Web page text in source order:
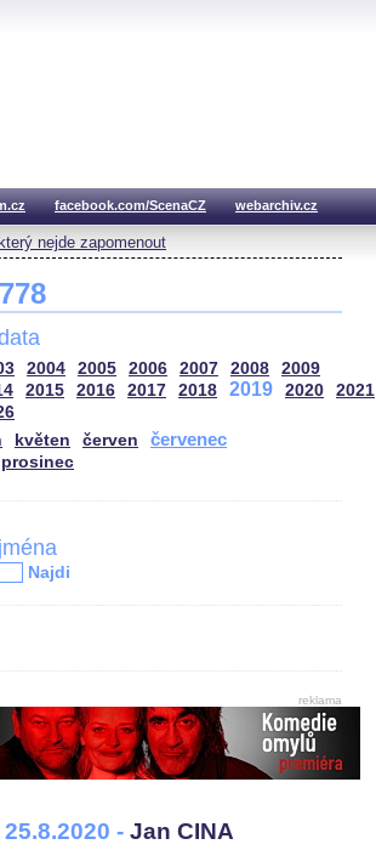
facebook.com/ScenaCZ webarchiv.cz
nejde zapomenout
2004 2005 2006 2007 2008
2009
2015 2016 2017 2018 2019 2020
2021
květen červen červenec
prosinec
Najdi
reklama
- Jan CINA